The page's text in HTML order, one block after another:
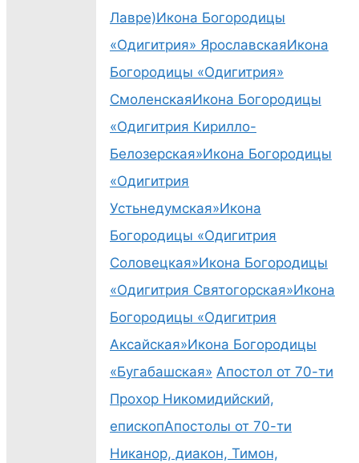
Лавре)Икона Богородицы
«Одигитрия» ЯрославскаяИкона
Богородицы «Одигитрия»
СмоленскаяИкона Богородицы
«Одигитрия Кирилло-
Белозерская»Икона Богородицы
«Одигитрия
Устьнедумская»Икона
Богородицы «Одигитрия
Соловецкая»Икона Богородицы
«Одигитрия Святогорская»Икона
Богородицы «Одигитрия
Аксайская»Икона Богородицы
«Бугабашская» Апостол от 70-ти
Прохор Никомидийский,
епископАпостолы от 70-ти
Никанор, диакон, Тимон,